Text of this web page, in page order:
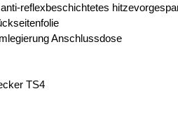
reflexbeschichtetes
Anschlussdose
TS4